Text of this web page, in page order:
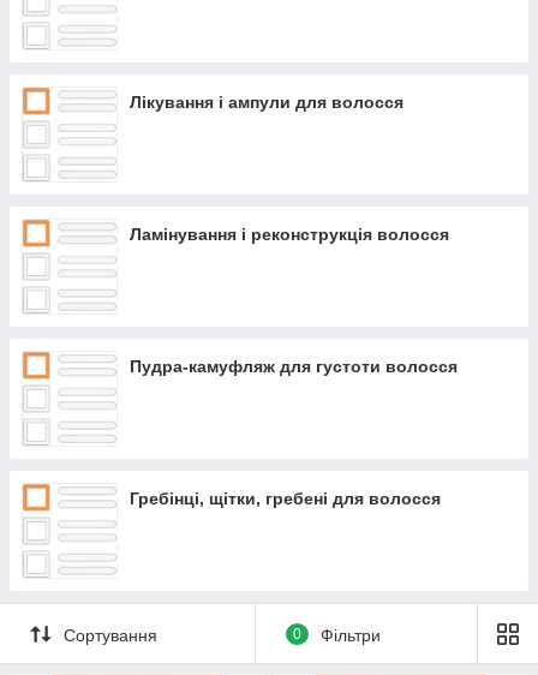
Лікування і ампули для волосся
Ламінування і реконструкція волосся
Пудра-камуфляж для густоти волосся
Гребінці, щітки, гребені для волосся
Сортування 0 Фільтри